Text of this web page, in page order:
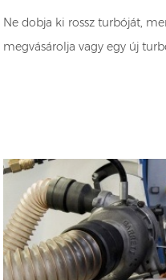
Ne dobja ki rossz turbóját,
megvásárolja vagy egy új